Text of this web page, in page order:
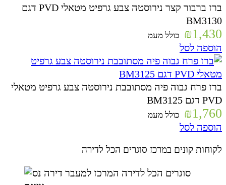
ברז ברבור קצר נירוסטה צבע גרפיט מטאלי PVD דגם
BM3130
₪1,430 כולל מעמ
הוספה לסל
ברז פרח גבוה פיה מסתובבת נירוסטה צבע גרפיט מטאלי
PVD דגם BM3125
₪1,760 כולל מעמ
הוספה לסל
לקוחות קונים במרכז סוגרים הכל לדירה